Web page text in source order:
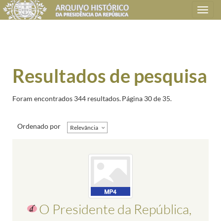
Toggle
navigation
Resultados de pesquisa
Foram encontrados 344 resultados.Página 30 de 35.
Ordenado por Relevância
O Presidente da República,